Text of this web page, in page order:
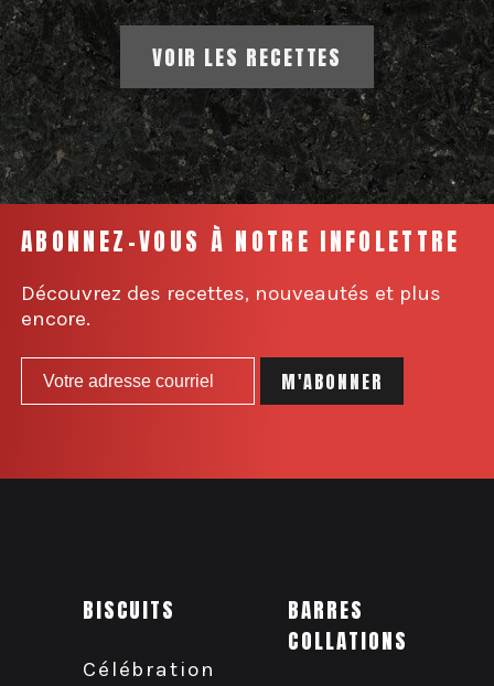
VOIR LES RECETTES
ABONNEZ-VOUS À NOTRE INFOLETTRE
Découvrez des recettes, nouveautés et plus
encore.
BISCUITS
Célébration
BARRES
COLLATIONS